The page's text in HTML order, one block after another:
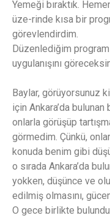
Yemeği bıraktık.
üze-rinde kısa bir
görevlendirdim.
Düzenlediğim
uygulanışını
Baylar, görüyorsunuz
için Ankara’da bulunan
onlarla görüşüp
görmedim. Çünkü,
konuda benim gibi
o sırada Ankara’da
yokken, düşünce ve
edilmiş olmasını,
O gece birlikte